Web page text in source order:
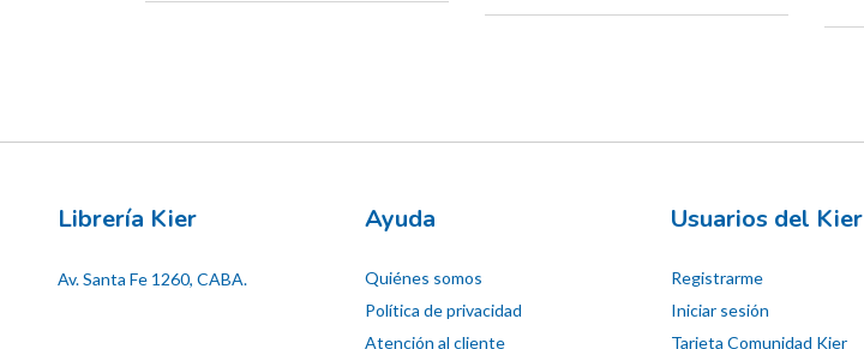
Librería Kier
Av. Santa Fe 1260, CABA.
Ayuda
Quiénes somos
Política de privacidad
Atención al cliente
Usuarios del Kier
Registrarme
Iniciar sesión
Tarjeta Comunidad Kier